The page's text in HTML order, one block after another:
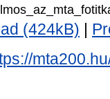
(424kB)